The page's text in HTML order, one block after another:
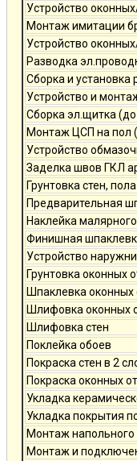
Устройство
Монтаж имитации
Устройство
Разводка
Сборка и установка
Устройство и
Сборка эл.щитка
Монтаж ЦСП на пол
Устройство
Заделка швов ГКЛ
Грунтовка стен,
Предварительная
Наклейка
Финишная
Устройство
Грунтовка оконных
Шпаклевка оконных
Шлифовка оконных
Шлифовка стен
Поклейка обоев
Покраска стен в 2
Покраска оконных
Укладка
Укладка покрытия
Монтаж напольного
Монтаж и